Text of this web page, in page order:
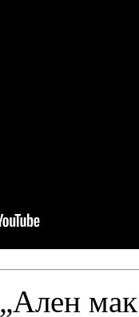
„Ален